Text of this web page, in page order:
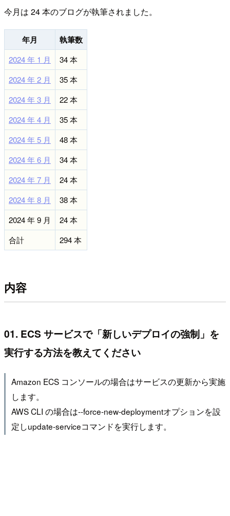
今月は 24 本のブログが執筆されました。
年月 執筆数
2024 年 1 月
34 本
2024 年 2 月
35 本
2024 年 3 月
22 本
2024 年 4 月
35 本
2024 年 5 月
48 本
2024 年 6 月
34 本
2024 年 7 月
24 本
2024 年 8 月
38 本
2024 年 9 月
24 本
合計
294 本
内容
01. ECS サービスで「新しいデプロイの強制」を
実行する方法を教えてください
Amazon ECS コンソールの場合はサービスの更新から実施
します。
AWS CLI の場合は--force-new-deploymentオプションを設
定しupdate-serviceコマンドを実行します。